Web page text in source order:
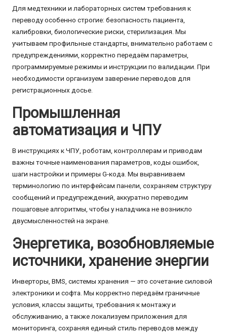
Для медтехники и лабораторных систем требования к
переводу особенно строгие: безопасность пациента,
калибровки, биологические риски, стерилизация. Мы
учитываем профильные стандарты, внимательно работаем с
предупреждениями, корректно передаём параметры,
программируемые режимы и инструкции по валидации. При
необходимости организуем заверение переводов для
регистрационных досье.
Промышленная
автоматизация и ЧПУ
В инструкциях к ЧПУ, роботам, контроллерам и приводам
важны точные наименования параметров, коды ошибок,
шаги настройки и примеры G-кода. Мы выравниваем
терминологию по интерфейсам панели, сохраняем структуру
сообщений и предупреждений, аккуратно переводим
пошаговые алгоритмы, чтобы у наладчика не возникло
двусмысленностей на экране.
Энергетика, возобновляемые
источники, хранение энергии
Инверторы, BMS, системы хранения — это сочетание силовой
электроники и софта. Мы корректно передаём граничные
условия, классы защиты, требования к монтажу и
обслуживанию, а также локализуем приложения для
мониторинга, сохраняя единый стиль переводов между